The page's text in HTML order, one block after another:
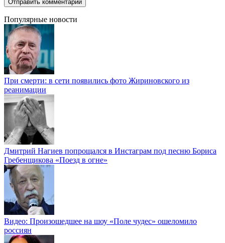
Популярные новости
При смерти: в сети появились фото Жириновского из
реанимации
Дмитрий Нагиев попрощался в Инстаграм под песню Бориса
Гребенщикова «Поезд в огне»
Видео: Произошедшее на шоу «Поле чудес» ошеломило
россиян